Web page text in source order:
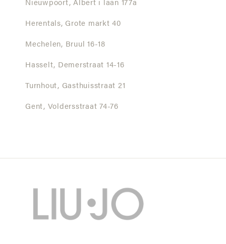
Nieuwpoort, Albert i laan 177a
Herentals, Grote markt 40
Mechelen, Bruul 16-18
Hasselt, Demerstraat 14-16
Turnhout, Gasthuisstraat 21
Gent, Voldersstraat 74-76